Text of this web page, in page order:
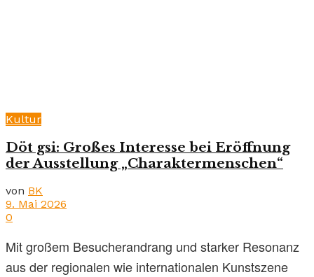
Kultur
Döt gsi: Großes Interesse bei Eröffnung
der Ausstellung „Charaktermenschen“
von BK
9. Mai 2026
0
Mit großem Besucherandrang und starker Resonanz
aus der regionalen wie internationalen Kunstszene